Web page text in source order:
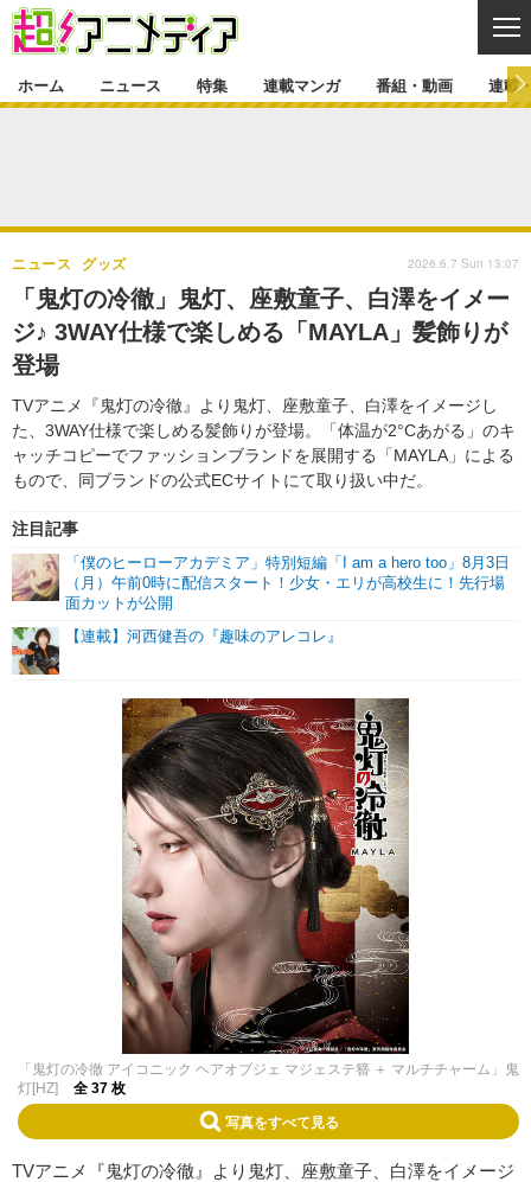
ゲーム・アプリ マンガ
グッズ イベント
舞台 新帝スタ
特集一覧 カバー
ラキりす
連載マンガ
連載マンガ一覧 連載一覧
番組・動画
番組・動画一覧 ラジオ
連載・ブログ
編集部ブログ・お知らせ
ホーム ニュース 特集 連載マンガ 番組・動画 連載
「鬼灯の冷徹」鬼灯、座敷童子、白澤をイメー
ジ♪ 3WAY仕様で楽しめる「MAYLA」髪飾りが
登場
TVアニメ『鬼灯の冷徹』より鬼灯、座敷童子、白澤をイメージし
た、3WAY仕様で楽しめる髪飾りが登場。「体温が2°Cあがる」のキ
ャッチコピーでファッションブランドを展開する「MAYLA」による
もので、同ブランドの公式ECサイトにて取り扱い中だ。
ニュース グッズ
注目記事
「僕のヒーローアカデミア」特別短編「I am a hero too」8月3日
（月）午前0時に配信スタート！少女・エリが高校生に！先行場
面カットが公開
【連載】河西健吾の『趣味のアレコレ』
2026.6.7 Sun 13:07
「鬼灯の冷徹 アイコニック ヘアオブジェ マジェステ簪 ＋ マルチチャーム」鬼
灯[HZ]
全 37 枚
写真をすべて見る
TVアニメ『鬼灯の冷徹』より鬼灯、座敷童子、白澤をイメージ